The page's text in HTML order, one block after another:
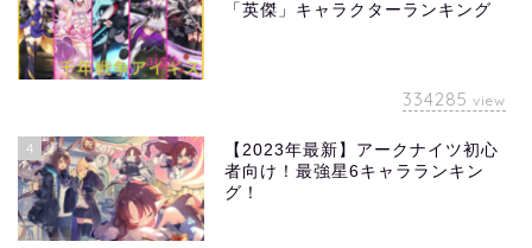
「英傑」キャラクターランキング
334285 view
4
【2023年最新】アークナイツ初心
者向け！最強星6キャラランキン
グ！